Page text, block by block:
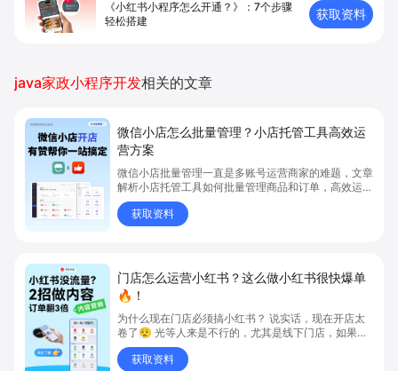
《小红书小程序怎么开通？》：7个步骤
轻松搭建
获取资料
java家政小程序开发相关的文章
微信小店怎么批量管理？小店托管工具高效运
营方案
微信小店批量管理一直是多账号运营商家的难题，文章
解析小店托管工具如何批量管理商品和订单，高效运营
多账号微信小店。通过智能同步、AI运营托管和丰富营
销玩法，全面提升门店管理效率。点击了解微信小店批
量管理、高效托管的实用方案！
获取资料
门店怎么运营小红书？这么做小红书很快爆单
🔥！
为什么现在门店必须搞小红书？ 说实话，现在开店太
卷了😮‍💨 光等人来是不行的，尤其是线下门店，如果你
还没开始做小红书，那真的就是“闭着眼放弃客流”🚪
💸 获取资料